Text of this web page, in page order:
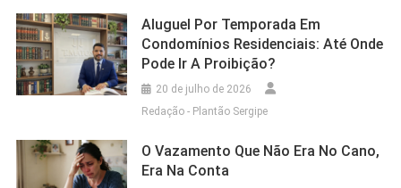
Aluguel Por Temporada Em
Condomínios Residenciais: Até Onde
Pode Ir A Proibição?
20 de julho de 2026
Redação - Plantão Sergipe
O Vazamento Que Não Era No Cano,
Era Na Conta